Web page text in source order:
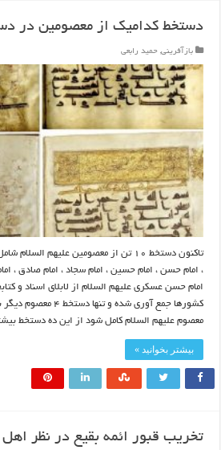
دستخط کدامیک از معصومین در
بازآفرینی, حمید رابعی
تاکنون دستخط ۱۰ تن از معصومین علیهم
، امام حسن ، امام حسین ، امام سجاد ، امام صادق ،
امام حسن عسکری علیهم السلام از لابلای اسناد و
معصوم علیهم السلام کامل شود از این ده دستخط
بیشتر بخوانید »
تخریب قبور ائمه بقیع در نظر